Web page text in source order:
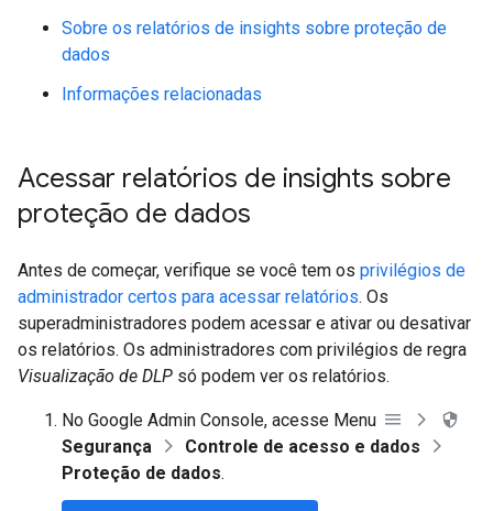
Sobre os relatórios de insights sobre proteção de
dados
Informações relacionadas
Acessar relatórios de insights sobre
proteção de dados
Antes de começar, verifique se você tem os privilégios de
administrador certos para acessar relatórios. Os
superadministradores podem acessar e ativar ou desativar
os relatórios. Os administradores com privilégios de regra
Visualização de DLP só podem ver os relatórios.
No Google Admin Console, acesse Menu
Segurança
Controle de acesso e dados
Proteção de dados.